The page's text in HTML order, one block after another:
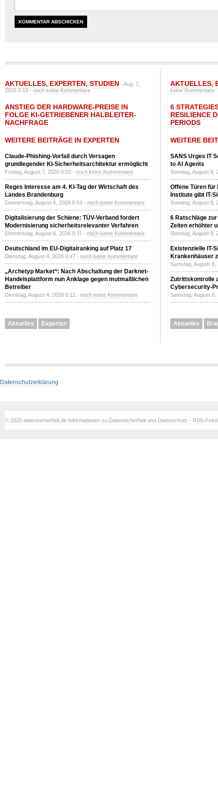
AKTUELLES, EXPERTEN, STUDIEN - Aug. 7,
2026 0:18 -noch keine Kommentare
ANSTIEG DER HARDWARE-PREISE IN
FOLGE KI-GETRIEBENER HALBLEITER-
NACHFRAGE
WEITERE BEITRÄGE IN EXPERTEN
Claude-Phishing-Vorfall durch Versagen
grundlegender KI-Sicherheitsarchitektur ermöglicht
Freitag, August 7, 2026 0:03 - noch keine Kommentare
Reges Interesse am 4. KI-Tag der Wirtschaft des
Landes Brandenburg
Donnerstag, August 6, 2026 8:53 - noch keine Kommentare
Digitalisierung der Schiene: TÜV-Verband fordert
Modernisierung sicherheitsrelevanter Verfahren
Donnerstag, August 6, 2026 0:37 - noch keine Kommentare
Deutschland im EU-Digitalranking auf Platz 17
Dienstag, August 4, 2026 0:47 - noch keine Kommentare
„Archetyp Market“: Nach Abschaltung der Darknet-
Handelsplattform nun Anklage gegen mutmaßlichen
Betreiber
Dienstag, August 4, 2026 0:12 - noch keine Kommentare
Aktuelles Experten
AKTUELLES,
keine Kommentare
6
RESILIENCE
PERIODS
WEITERE
SANS Urges IT
to AI Agents
Sonntag, August 9,
Offene Türen für
Institute gibt IT-
Sonntag, August 9,
6 Ratschläge
Zeiten erhöhter
Sonntag, August 9,
Existenzielle IT-
Krankenhäuser
Samstag, August
Zutrittskontrolle
Cybersecurity-
Samstag, August
Aktuelles
Datenschutzerklärung
© 2020 datensicherheit.de Informationen zu Datensicherheit und Datenschutz - RSS-